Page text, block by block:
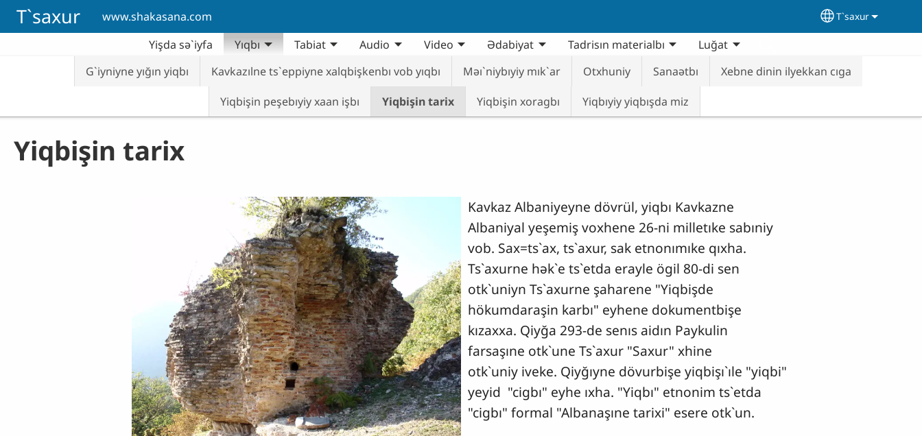
Skip to main content
T`saxur www.shakasana.com Select your
T`saxur
Yişda sə`iyfa
Yıqbı
G`iyniyne yığın yiqbı
Kavkazılne ts`eppiyne xalqbişkenbı vob yıqbı Məı`niybıyiy mık`ar Otxhuniy Sanaətbı
Xebne dinin ilyekkan cıga
Yiqbişin peşebıyiy xaan işbı
Yiqbişin tarix Yiqbişin xoragbı Yiqbıyiy yiqbışda miz
Tabiat Audio Video Ədabiyat Tadrisın materialbı Luğat
Yiqbişin tarix
Kavkaz Albaniyeyne dövrül, yiqbı Kavkazne
Albaniyal yeşemiş voxhene 26-ni milletıke sabıniy
vob. Sax=ts`ax, ts`axur, sak etnonımıke qıxha.
Ts`axurne hək`e ts`etda erayle ögil 80-di sen
otk`uniyn Ts`axurne şaharene "Yiqbişde
hökumdaraşin karbı" eyhene dokumentbişe
kızaxxa. Qiyğa 293-de senıs aidın Paykulin
farsaşıne otk`une Ts`axur "Saxur" xhine
otk`uniy iveke. Qiyğıyne dövurbişe yiqbişı`ıle "yiqbi"
yeyid "cigbı" eyhe ıxha. "Yiqbı" etnonim ts`etda
"cigbı" formal "Albanaşıne tarixi" esere otk`un.